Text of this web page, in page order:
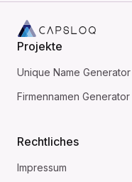
Home
Projekte
Unique Name Generator
Firmennamen Generator
Rechtliches
Impressum